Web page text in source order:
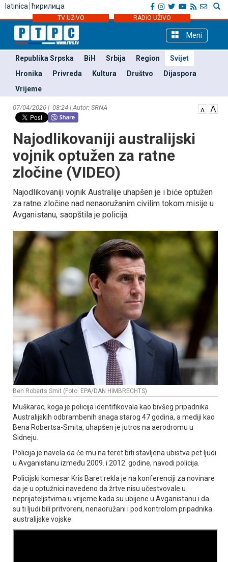
latinica ћирилица
TV UŽIVO RADIO UŽIVO
Meni
Republika Srpska BiH Srbija Region
Svijet
Hronika
Privreda Kultura Društvo
Dijaspora
Vrijeme
07/04/2026 | 08:24 | Autor: SRNA
Najodlikovaniji australijski
vojnik optužen za ratne
zločine (VIDEO)
Najodlikovaniji vojnik Australije uhapšen je i biće optužen
za ratne zločine nad nenaoružanim civilim tokom misije u
Avganistanu, saopštila je policija.
Ben Roberts Smit (Foto: EPA/DAN HIMBRECHTS)
Muškarac, koga je policija identifikovala kao bivšeg pripadnika
Australijskih odbrambenih snaga starog 47 godina, a mediji kao
Bena Robertsa-Smita, uhapšen je jutros na aerodromu u
Sidneju.
Policija je navela da će mu na teret biti stavljena ubistva pet ljudi
u Avganistanu između 2009. i 2012. godine, navodi policija.
Policijski komesar Kris Baret rekla je na konferenciji za novinare
da je u optužnici navedeno da žrtve nisu učestvovale u
neprijateljstvima u vrijeme kada su ubijene u Avganistanu i da
su ti ljudi bili pritvoreni, nenaoružani i pod kontrolom pripadnika
australijske vojske.